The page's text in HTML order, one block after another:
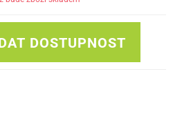
DOSTUPNOST